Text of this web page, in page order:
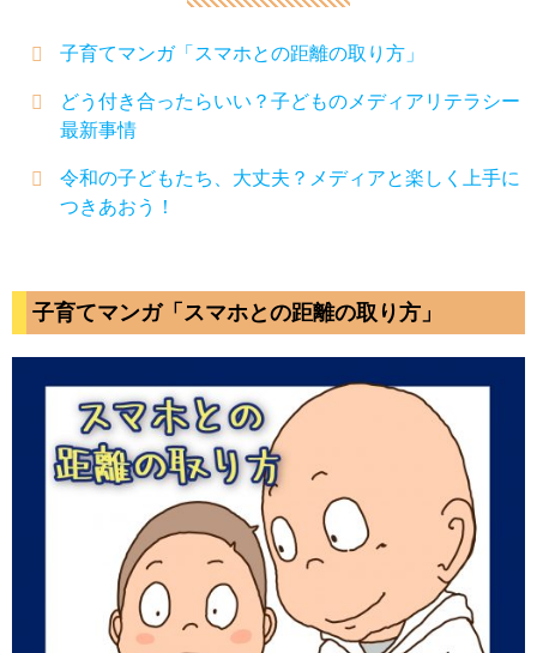
子育てマンガ「スマホとの距離の取り方」
どう付き合ったらいい？子どものメディアリテラシー
最新事情
令和の子どもたち、大丈夫？メディアと楽しく上手に
つきあおう！
子育てマンガ「スマホとの距離の取り方」